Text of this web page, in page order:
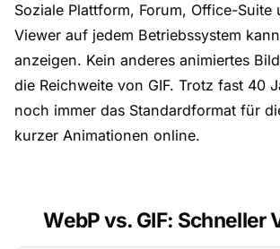
Soziale Plattform, Forum, Office-Suite
Viewer auf jedem Betriebssystem
anzeigen. Kein anderes animiertes
die Reichweite von GIF. Trotz fast 40
noch immer das Standardformat für
kurzer Animationen online.
WebP vs. GIF: Schneller